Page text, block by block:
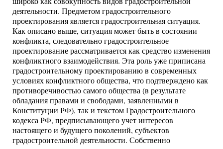
деятельности. Предметом градостроительного
проектирования является градостроительная ситуация.
Как описано выше, ситуация может быть в состоянии
конфликта, следовательно градостроительное
проектирование рассматривается как средство изменения
конфликтного взаимодействия. Эта роль уже приписана
градостроительному проектированию в современных
условиях конфликтного общества, что подтверждено как
противоречивостью самого общества (в результате
обладания правами и свободами, заявленными в
Конституции РФ), так и текстом Градостроительного
кодекса РФ, предписывающего учет интересов
настоящего и будущего поколений, субъектов
градостроительной деятельности. Собственно